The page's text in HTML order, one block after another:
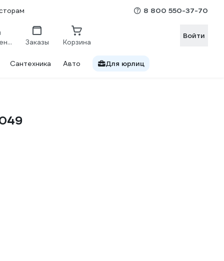
8 800 550-37-70
Сравнение Заказы Корзина
Войти
Сантехника Авто Для юрлиц